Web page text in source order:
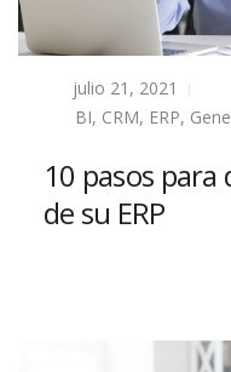
julio 21, 2021
BI, CRM, ERP,
10 pasos
de su ERP